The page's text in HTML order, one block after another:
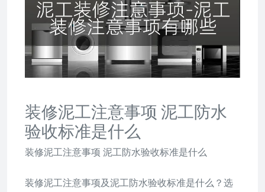
装修泥工注意事项 泥工防水
验收标准是什么
装修泥工注意事项 泥工防水验收标准是什么
装修泥工注意事项及泥工防水验收标准是什么？选